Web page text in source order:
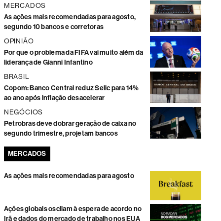
MERCADOS
As ações mais recomendadas para agosto,
segundo 10 bancos e corretoras
OPINIÃO
Por que o problema da FIFA vai muito além da
liderança de Gianni Infantino
BRASIL
Copom: Banco Central reduz Selic para 14%
ao ano após inflação desacelerar
NEGÓCIOS
Petrobras deve dobrar geração de caixa no
segundo trimestre, projetam bancos
MERCADOS
As ações mais recomendadas para agosto
Ações globais oscilam à espera de acordo no
Irã e dados do mercado de trabalho nos EUA